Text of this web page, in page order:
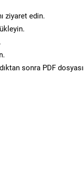
ziyaret edin.
sonra PDF